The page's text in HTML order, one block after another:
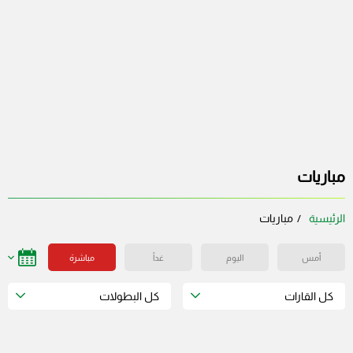
مباريات
الرئيسية مباريات
أمس اليوم غداً مباشرة
كل القارات كل البطولات